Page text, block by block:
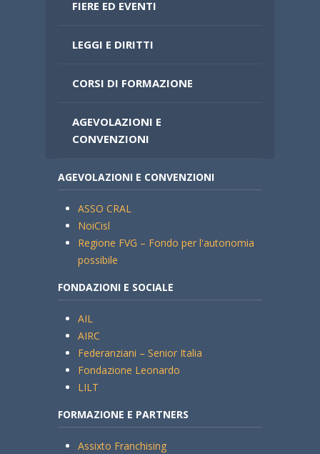
FIERE ED EVENTI
LEGGI E DIRITTI
CORSI DI FORMAZIONE
AGEVOLAZIONI E
CONVENZIONI
AGEVOLAZIONI E CONVENZIONI
ASSO CRAL
NoiCisl
Regione FVG – Fondo per l'autonomia
possibile
FONDAZIONI E SOCIALE
AIL
AIRC
Federanziani – Senior Italia
Fondazione Leonardo
LILT
FORMAZIONE E PARTNERS
Assixto Franchising